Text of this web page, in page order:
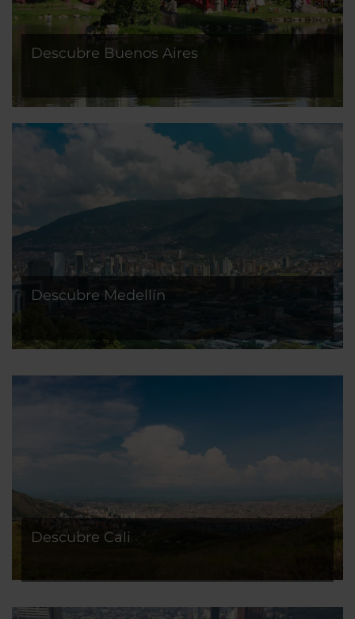
Descubre Buenos Aires
Descubre Medellín
Descubre Cali